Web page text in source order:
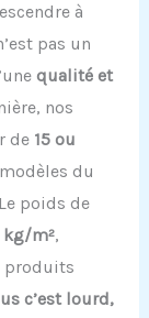
à
pas un
qualité et
nos
de 15 ou
du
poids de
kg/m²,
produits
c’est lourd,